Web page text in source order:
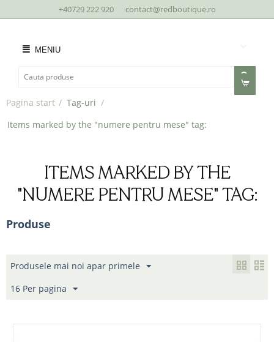
+40729 222 920 contact@redboutique.ro
MENIU
Pagina start / Tag-uri /
Items marked by the "numere pentru mese" tag:
ITEMS MARKED BY THE
"NUMERE PENTRU MESE" TAG:
Produse
Produsele mai noi apar primele
16 Per pagina